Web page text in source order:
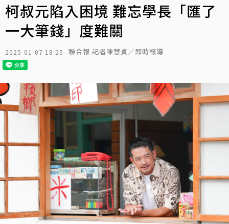
柯叔元陷入困境 難忘學長「匯了
一大筆錢」度難關
2025-01-07 18:25 聯合報 記者陳慧貞／即時報導